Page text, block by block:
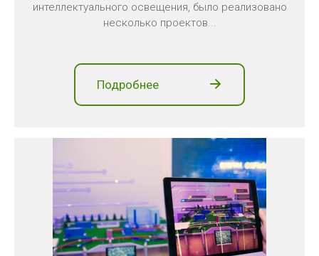
интеллектуального освещения, было реализовано
несколько проектов...
Подробнее